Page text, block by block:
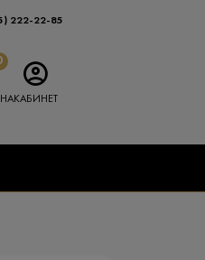
222-22-85
КАБИНЕТ